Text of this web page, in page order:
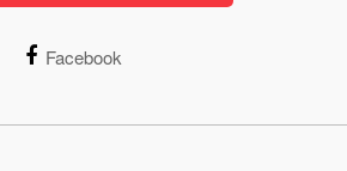
Facebook